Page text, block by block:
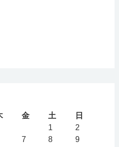
金 土
日
1
2
7 8
9